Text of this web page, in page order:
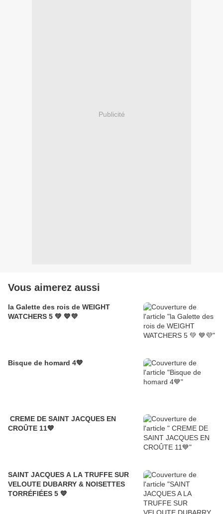
Publicité
Vous aimerez aussi
la Galette des rois de WEIGHT
WATCHERS 5 💚 💙💜
Bisque de homard 4💙
CREME DE SAINT JACQUES EN
CROÛTE 11💙
SAINT JACQUES A LA TRUFFE SUR
VELOUTE DUBARRY & NOISETTES
TORRÉFIÉES 5 💙